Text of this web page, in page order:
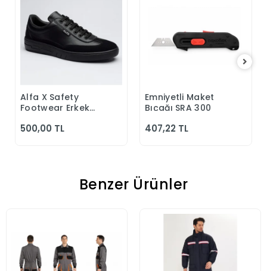
Sepete Ekle
Alfa X Safety
Footwear Erkek
Klasik Ayakkabı
500,00 TL
Sepete Ekle
Emniyetli Maket
Bıçağı SRA 300
407,22 TL
Benzer Ürünler